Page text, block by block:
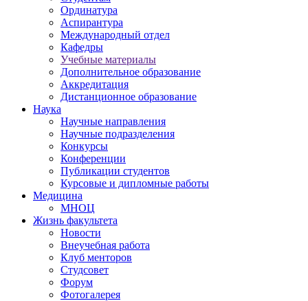
Ординатура
Аспирантура
Международный отдел
Кафедры
Учебные материалы
Дополнительное образование
Аккредитация
Дистанционное образование
Наука
Научные направления
Научные подразделения
Конкурсы
Конференции
Публикации студентов
Курсовые и дипломные работы
Медицина
МНОЦ
Жизнь факультета
Новости
Внеучебная работа
Клуб менторов
Студсовет
Форум
Фотогалерея